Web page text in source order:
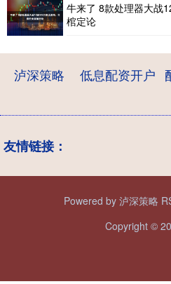
牛来了 8款处理器大战
棺定论
泸深策略 低息配资开户
友情链接：
Powered by 泸深策略
Copyright ©